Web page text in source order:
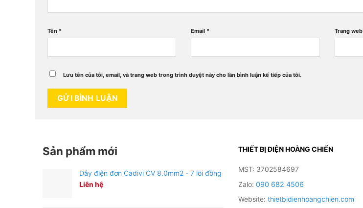
Tên * Email * Trang web
Lưu tên của tôi, email, và trang web trong trình duyệt này cho lần bình luận kế tiếp của tôi.
Sản phẩm mới
Dây điện đơn Cadivi CV 8.0mm2 - 7 lõi đồng
Liên hệ
THIẾT BỊ ĐIỆN HOÀNG CHIẾN
MST: 3702584697
Zalo: 090 682 4506
Website: thietbidienhoangchien.com